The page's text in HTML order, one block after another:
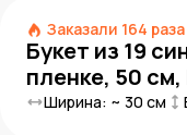
Заказали 164 раза
Букет из 19
пленке, 50
Ширина: ~ 30 см